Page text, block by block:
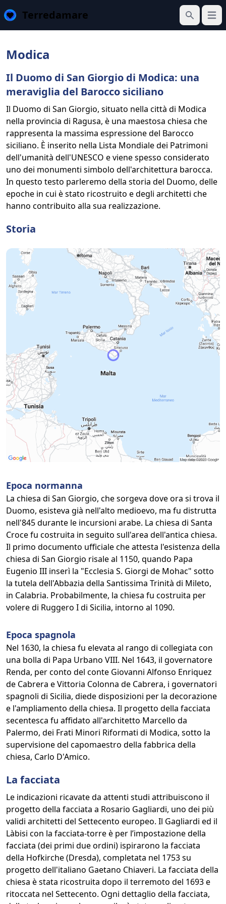
Terredamare
Cerca
Apri
Modica
Il Duomo di San Giorgio di Modica: una
meraviglia del Barocco siciliano
Il Duomo di San Giorgio, situato nella città di Modica
nella provincia di Ragusa, è una maestosa chiesa che
rappresenta la massima espressione del Barocco
siciliano. È inserito nella Lista Mondiale dei Patrimoni
dell'umanità dell'UNESCO e viene spesso considerato
uno dei monumenti simbolo dell'architettura barocca.
In questo testo parleremo della storia del Duomo, delle
epoche in cui è stato ricostruito e degli architetti che
hanno contribuito alla sua realizzazione.
Storia
Epoca normanna
La chiesa di San Giorgio, che sorgeva dove ora si trova il
Duomo, esisteva già nell'alto medioevo, ma fu distrutta
nell'845 durante le incursioni arabe. La chiesa di Santa
Croce fu costruita in seguito sull'area dell'antica chiesa.
Il primo documento ufficiale che attesta l'esistenza della
chiesa di San Giorgio risale al 1150, quando Papa
Eugenio III inserì la "Ecclesia S. Giorgi de Mohac" sotto
la tutela dell'Abbazia della Santissima Trinità di Mileto,
in Calabria. Probabilmente, la chiesa fu costruita per
volere di Ruggero I di Sicilia, intorno al 1090.
Epoca spagnola
Nel 1630, la chiesa fu elevata al rango di collegiata con
una bolla di Papa Urbano VIII. Nel 1643, il governatore
Renda, per conto del conte Giovanni Alfonso Enriquez
de Cabrera e Vittoria Colonna de Cabrera, i governatori
spagnoli di Sicilia, diede disposizioni per la decorazione
e l'ampliamento della chiesa. Il progetto della facciata
secentesca fu affidato all'architetto Marcello da
Palermo, dei Frati Minori Riformati di Modica, sotto la
supervisione del capomaestro della fabbrica della
chiesa, Carlo D'Amico.
La facciata
Le indicazioni ricavate da attenti studi attribuiscono il
progetto della facciata a Rosario Gagliardi, uno dei più
validi architetti del Settecento europeo. Il Gagliardi ed il
Làbisi con la facciata-torre è per l’impostazione della
facciata (dei primi due ordini) ispirarono la facciata
della Hofkirche (Dresda), completata nel 1753 su
progetto dell'italiano Gaetano Chiaveri. La facciata della
chiesa è stata ricostruita dopo il terremoto del 1693 e
ritoccata nel Settecento. Ogni dettaglio della facciata,